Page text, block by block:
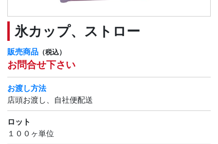
氷カップ、ストロー
販売商品 （税込）
お問合せ下さい
お渡し方法
店頭お渡し、自社便配送
ロット
１００ヶ単位